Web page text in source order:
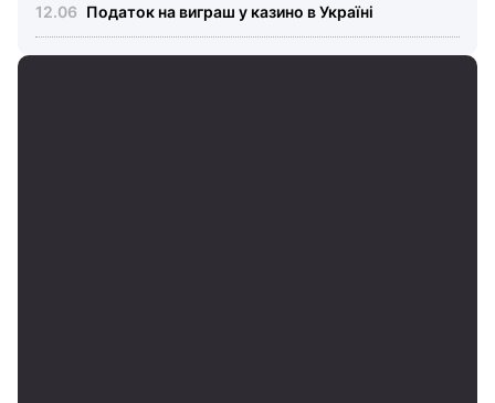
Податок на виграш у казино в Україні